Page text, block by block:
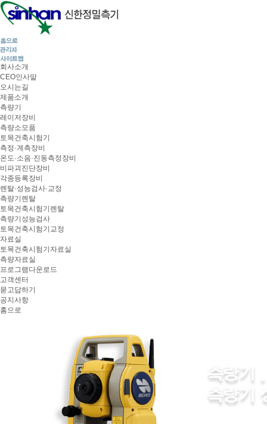
회사소개
CEO인사말
오시는길
제품소개
측량기
레이저장비
측량소모품
토목건축시험기
측정·계측장비
온도·소음·진동측정장비
비파괴진단장비
각종등록장비
렌탈·성능검사·교정
측량기렌탈
토목건축시험기렌탈
측량기성능검사
토목건축시험기교정
자료실
토목건축시험기자료실
측량자료실
프로그램다운로드
고객센터
묻고답하기
공지사항
홈으로